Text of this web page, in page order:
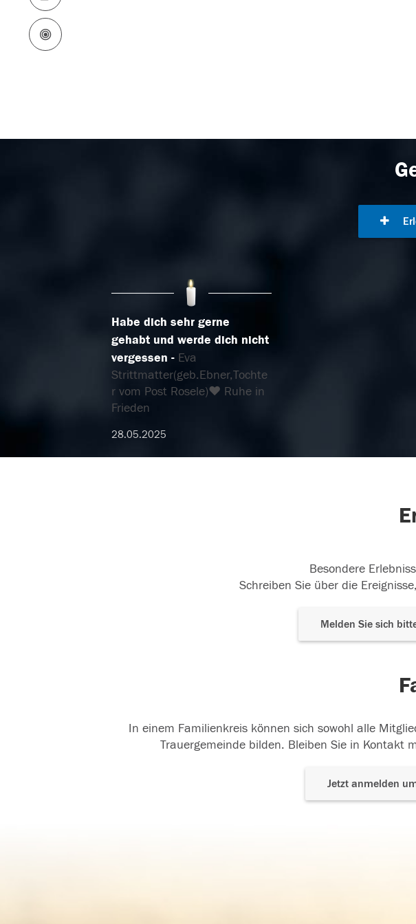
Habe dich sehr gerne
gehabt und werde dich nicht
vergessen
Eva
Strittmatter(geb.Ebner,Tochte
r vom Post Rosele)❤️ Ruhe in
Frieden
28.05.2025
Besondere
Schreiben Sie über die
Melden Sie sich
In einem Familienkreis können sich sowohl alle
Trauergemeinde bilden. Bleiben Sie in Kontakt
Jetzt anmelden